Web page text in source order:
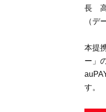
長 高
（デ
本提
ー」
す。